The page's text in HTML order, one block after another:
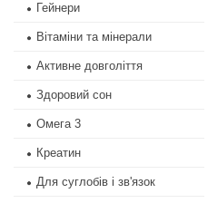
Гейнери
Вітаміни та мінерали
Активне довголіття
Здоровий сон
Омега 3
Креатин
Для суглобів і зв'язок